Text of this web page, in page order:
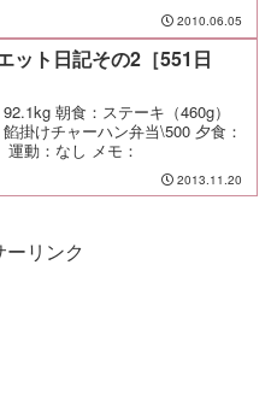
：３０に目が覚めてそのまま朝を
は（笑
2010.06.05
ット日記その2［551日
朝食：ステーキ（460g）
掛けチャーハン弁当\500 夕食：
運動：なし メモ：
2013.11.20
リンク